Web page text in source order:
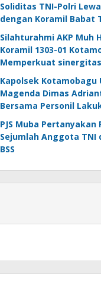
Soliditas TNI-Polri
dengan Koramil Babat
Silahturahmi AKP Muh
Koramil 1303-01
Memperkuat
Kapolsek Kotamobagu
Magenda Dimas
Bersama Personil
Silaturahmi Ke Koramil
PJS Muba
Sejumlah Anggota TNI
BSS